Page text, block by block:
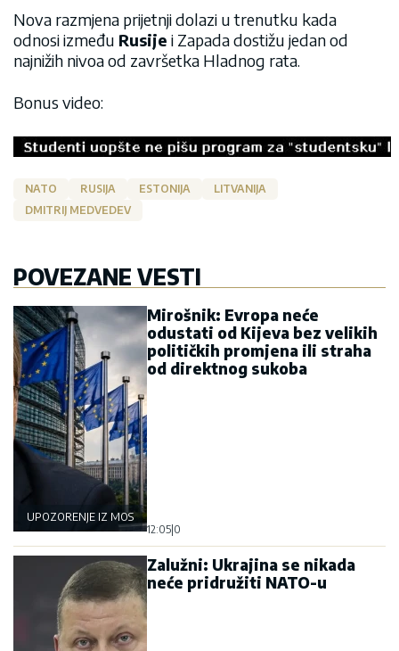
Nova razmjena prijetnji dolazi u trenutku kada
odnosi između Rusije i Zapada dostižu jedan od
najnižih nivoa od završetka Hladnog rata.
Bonus video:
NATO RUSIJA ESTONIJA
LITVANIJA
DMITRIJ MEDVEDEV
POVEZANE VESTI
UPOZORENJE IZ MOSKVE
Mirošnik: Evropa neće
odustati od Kijeva bez velikih
političkih promjena ili straha
od direktnog sukoba
12:05|0
Zalužni: Ukrajina se nikada
neće pridružiti NATO-u